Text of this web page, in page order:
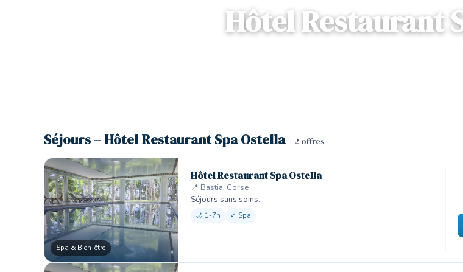
Hôtel Restaurant
Séjours – Hôtel Restaurant Spa Ostella – 2 offres
Spa & Bien-être
Hôtel Restaurant Spa Ostella
📍 Bastia, Corse
Séjours sans soins…
🌙 1-7n ✓ Spa